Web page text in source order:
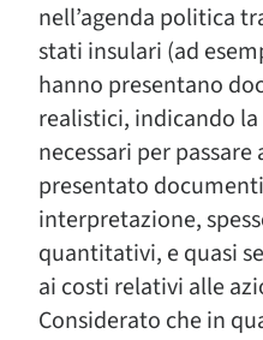
nell’agenda politica
stati insulari (ad
hanno presentano
realistici, indicando
necessari per
presentato
interpretazione,
quantitativi, e quasi
ai costi relativi alle
Considerato che in